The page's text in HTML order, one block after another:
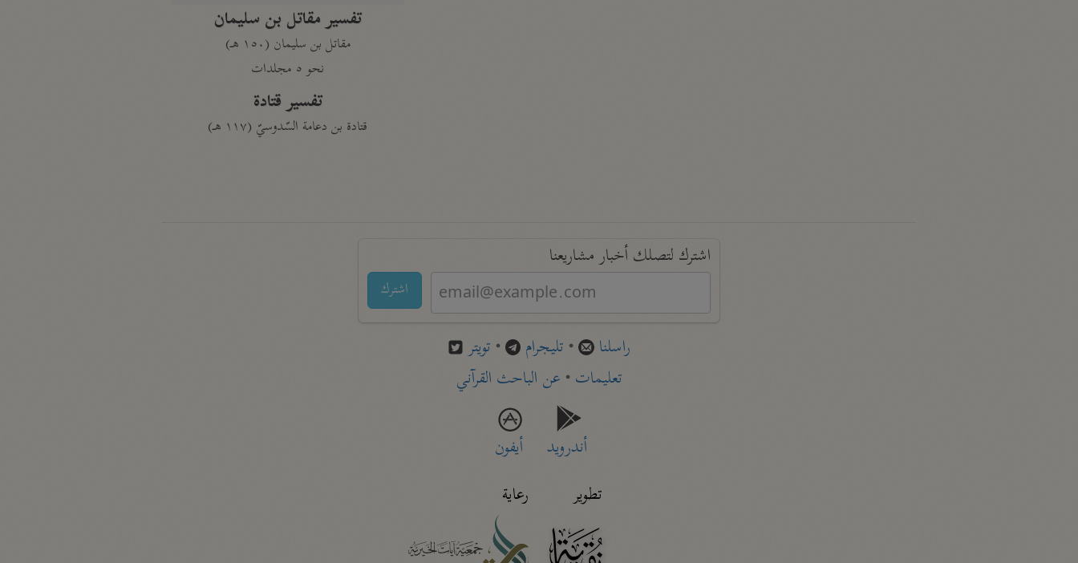
تفسير مقاتل بن سليمان
مقاتل بن سليمان (١٥٠ هـ)
نحو ٥ مجلدات
تفسير قتادة
قتادة بن دعامة السّدوسيّ (١١٧ هـ)
اشترك لتصلك أخبار مشاريعنا
اشترك
راسلنا • تليجرام • تويتر
تعليمات• عن الباحث القرآني
أندرويد
أيفون
تطوير
رعاية